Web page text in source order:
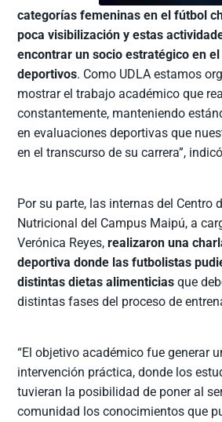
categorías femeninas en el fútbol
poca visibilización y estas
encontrar un socio estratégico en
deportivos. Como UDLA estamos
mostrar el trabajo académico que
constantemente, manteniendo
en evaluaciones deportivas que
en el transcurso de su carrera”,
Por su parte, las internas del Centro
Nutricional del Campus Maipú, a
Verónica Reyes,realizaron una
deportiva donde las futbolistas
distintas dietas alimenticias que
distintas fases del proceso de
“El objetivo académico fue generar
intervención práctica, donde los
tuvieran la posibilidad de poner al
comunidad los conocimientos que